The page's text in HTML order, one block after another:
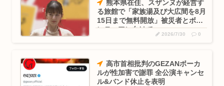
熊本県在住、スザンヌが経営す
る旅館で「家族湯及び大広間を8月
15日まで無料開放」被災者とボラ
ンティアに向けて
2026/7/30 0
高市首相批判のGEZANボーカ
ルが性加害で謝罪 全公演キャンセ
ル&バンド休止を表明